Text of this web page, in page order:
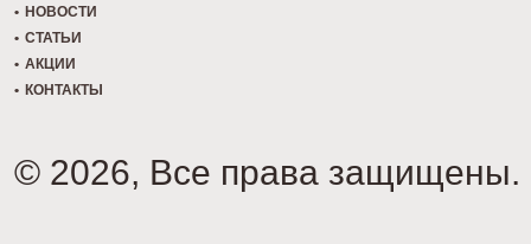
НОВОСТИ
СТАТЬИ
АКЦИИ
КОНТАКТЫ
© 2026, Все права защищены.